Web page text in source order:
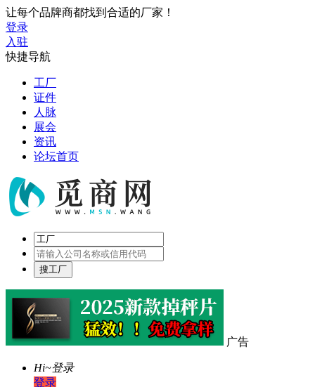
让每个品牌商都找到合适的厂家！
登录
入驻
快捷导航
工厂
证件
人脉
展会
资讯
论坛首页
广告
Hi~登录
登录